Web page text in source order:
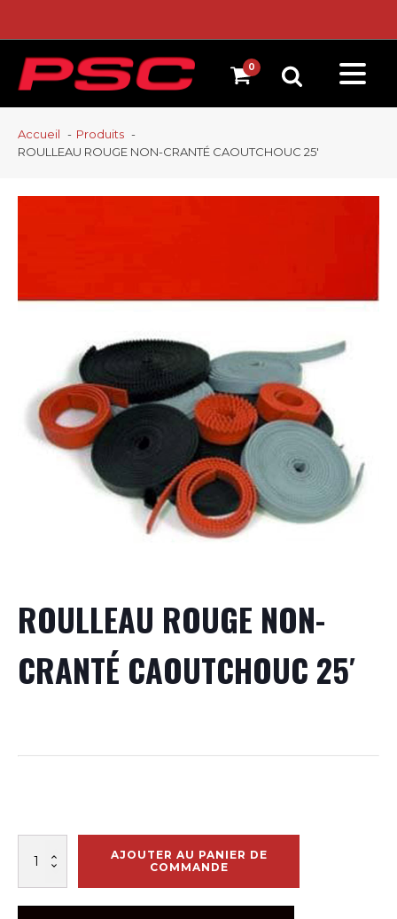
Accueil
Produits
ROULLEAU ROUGE NON-CRANTÉ CAOUTCHOUC 25′
ROULLEAU ROUGE NON-
CRANTÉ CAOUTCHOUC 25′
ROULLEAU
AJOUTER AU PANIER DE
COMMANDE